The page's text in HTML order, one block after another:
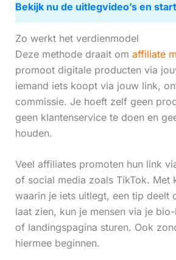
Bekijk nu de uitlegvideo’s en
Zo werkt het verdienmodel
Deze methode draait om affiliate
promoot digitale producten via
iemand iets koopt via jouw link,
commissie. Je hoeft zelf geen
geen klantenservice te doen en
houden.
Veel affiliates promoten hun link
of social media zoals TikTok. Met
waarin je iets uitlegt, een tip deelt
laat zien, kun je mensen via je
of landingspagina sturen. Ook
hiermee beginnen.